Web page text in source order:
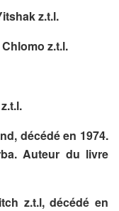
z.t.l.
z.t.l.
décédé en 1974.
Auteur du livre
z.t.l, décédé en